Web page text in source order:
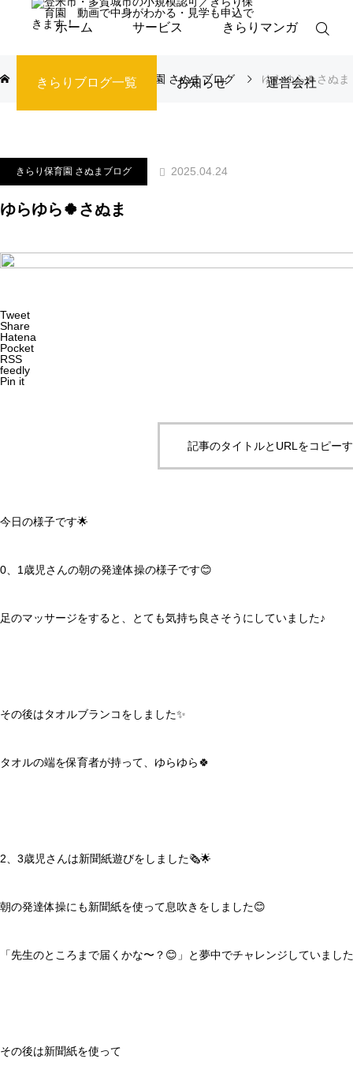
ホーム サービス きらりマンガ
きらりブログ一覧 お知らせ 運営会社
ブログ きらり保育園 さぬまブログ ゆらゆら🍀さぬま
きらり保育園 さぬまブログ 2025.04.24
ゆらゆら🍀さぬま
Tweet
Share
Hatena
Pocket
RSS
feedly
Pin it
記事のタイトルとURLをコピー
今日の様子です🌟
0、1歳児さんの朝の発達体操の様子です😊
足のマッサージをすると、とても気持ち良さそうにしていました♪
その後はタオルブランコをしました✨
タオルの端を保育者が持って、ゆらゆら🍀
2、3歳児さんは新聞紙遊びをしました🗞🌟
朝の発達体操にも新聞紙を使って息吹きをしました😊
「先生のところまで届くかな〜？😊」と夢中でチャレンジしていまし
その後は新聞紙を使って